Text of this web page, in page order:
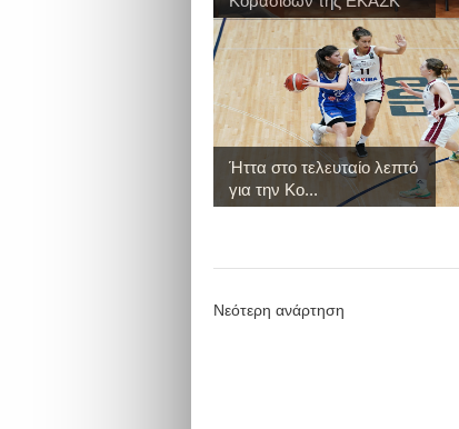
γ...
Ήττα στο τελευταίο λεπτό
για την Κο...
Νεότερη ανάρτηση